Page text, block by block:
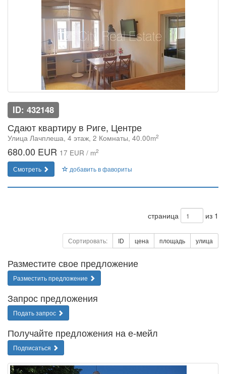
ID: 432148
Сдают квартиру в Риге, Центре
Улица Лачплеша, 4 этаж, 2 Комнаты, 40.00m2
680.00 EUR 17 EUR / m2
Смотреть добавить в фавориты
страница из 1
Сортировать: ID цена площадь улица
Разместите свое предложение
Разместить предложение
Запрос предложения
Подать запрос
Получайте предложения на е-мейл
Подписаться